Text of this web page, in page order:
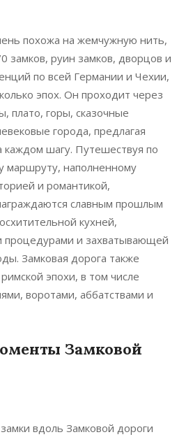
похожа на жемчужную нить,
руин замков, дворцов и
по всей Германии и Чехии,
эпох. Он проходит через
плато, горы, сказочные
города, предлагая
шагу. Путешествуя по
маршруту, наполненному
и романтикой,
славным прошлым
кухней,
процедурами и захватывающей
Замковая дорога также
эпохи, в том числе
воротами, аббатствами и
Замковой
вдоль Замковой дороги